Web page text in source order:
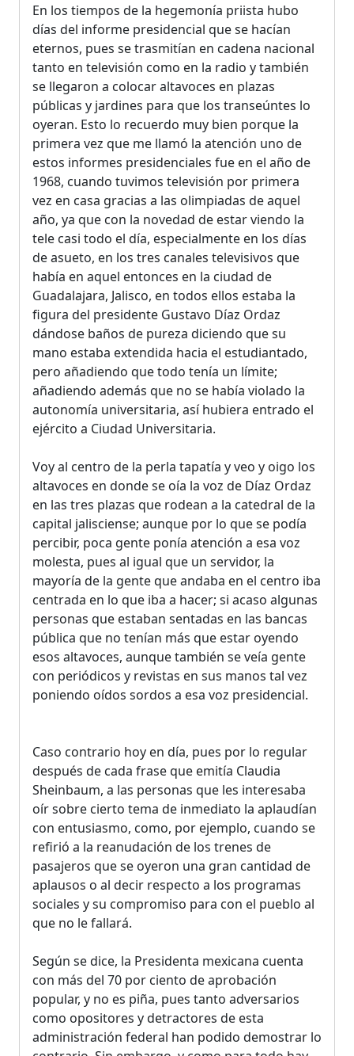
En los tiempos de la hegemonía priista hubo
días del informe presidencial que se hacían
eternos, pues se trasmitían en cadena nacional
tanto en televisión como en la radio y también
se llegaron a colocar altavoces en plazas
públicas y jardines para que los transeúntes lo
oyeran. Esto lo recuerdo muy bien porque la
primera vez que me llamó la atención uno de
estos informes presidenciales fue en el año de
1968, cuando tuvimos televisión por primera
vez en casa gracias a las olimpiadas de aquel
año, ya que con la novedad de estar viendo la
tele casi todo el día, especialmente en los días
de asueto, en los tres canales televisivos que
había en aquel entonces en la ciudad de
Guadalajara, Jalisco, en todos ellos estaba la
figura del presidente Gustavo Díaz Ordaz
dándose baños de pureza diciendo que su
mano estaba extendida hacia el estudiantado,
pero añadiendo que todo tenía un límite;
añadiendo además que no se había violado la
autonomía universitaria, así hubiera entrado el
ejército a Ciudad Universitaria.
Voy al centro de la perla tapatía y veo y oigo los
altavoces en donde se oía la voz de Díaz Ordaz
en las tres plazas que rodean a la catedral de la
capital jalisciense; aunque por lo que se podía
percibir, poca gente ponía atención a esa voz
molesta, pues al igual que un servidor, la
mayoría de la gente que andaba en el centro iba
centrada en lo que iba a hacer; si acaso algunas
personas que estaban sentadas en las bancas
pública que no tenían más que estar oyendo
esos altavoces, aunque también se veía gente
con periódicos y revistas en sus manos tal vez
poniendo oídos sordos a esa voz presidencial.
Caso contrario hoy en día, pues por lo regular
después de cada frase que emitía Claudia
Sheinbaum, a las personas que les interesaba
oír sobre cierto tema de inmediato la aplaudían
con entusiasmo, como, por ejemplo, cuando se
refirió a la reanudación de los trenes de
pasajeros que se oyeron una gran cantidad de
aplausos o al decir respecto a los programas
sociales y su compromiso para con el pueblo al
que no le fallará.
Según se dice, la Presidenta mexicana cuenta
con más del 70 por ciento de aprobación
popular, y no es piña, pues tanto adversarios
como opositores y detractores de esta
administración federal han podido demostrar lo